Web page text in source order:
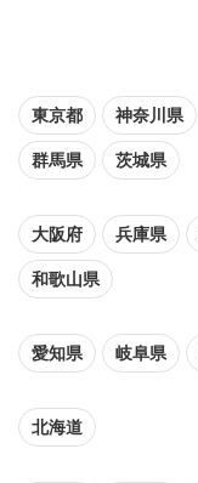
東京都 神奈川県
群馬県 茨城県
大阪府 兵庫県
和歌山県
愛知県 岐阜県
北海道